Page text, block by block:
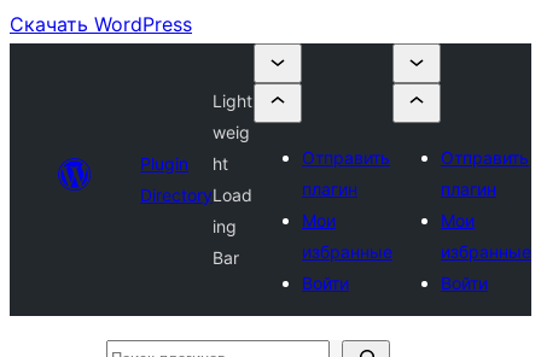
Скачать WordPress
Plugin
Directory
Light
weig
ht
Load
ing
Bar
Отправить
плагин
Мои
избранные
Войти
Отправить
плагин
Мои
избранные
Войти